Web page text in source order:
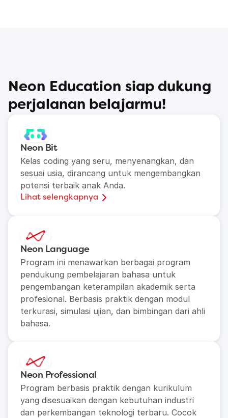
Neon Education siap dukung
perjalanan belajarmu!
Neon Bit
Kelas coding yang seru, menyenangkan, dan
sesuai usia, dirancang untuk mengembangkan
potensi terbaik anak Anda.
Lihat selengkapnya
Neon Language
Program ini menawarkan berbagai program
pendukung pembelajaran bahasa untuk
pengembangan keterampilan akademik serta
profesional. Berbasis praktik dengan modul
terkurasi, simulasi ujian, dan bimbingan dari ahli
bahasa.
Neon Professional
Program berbasis praktik dengan kurikulum
yang disesuaikan dengan kebutuhan industri
dan perkembangan teknologi terbaru. Cocok